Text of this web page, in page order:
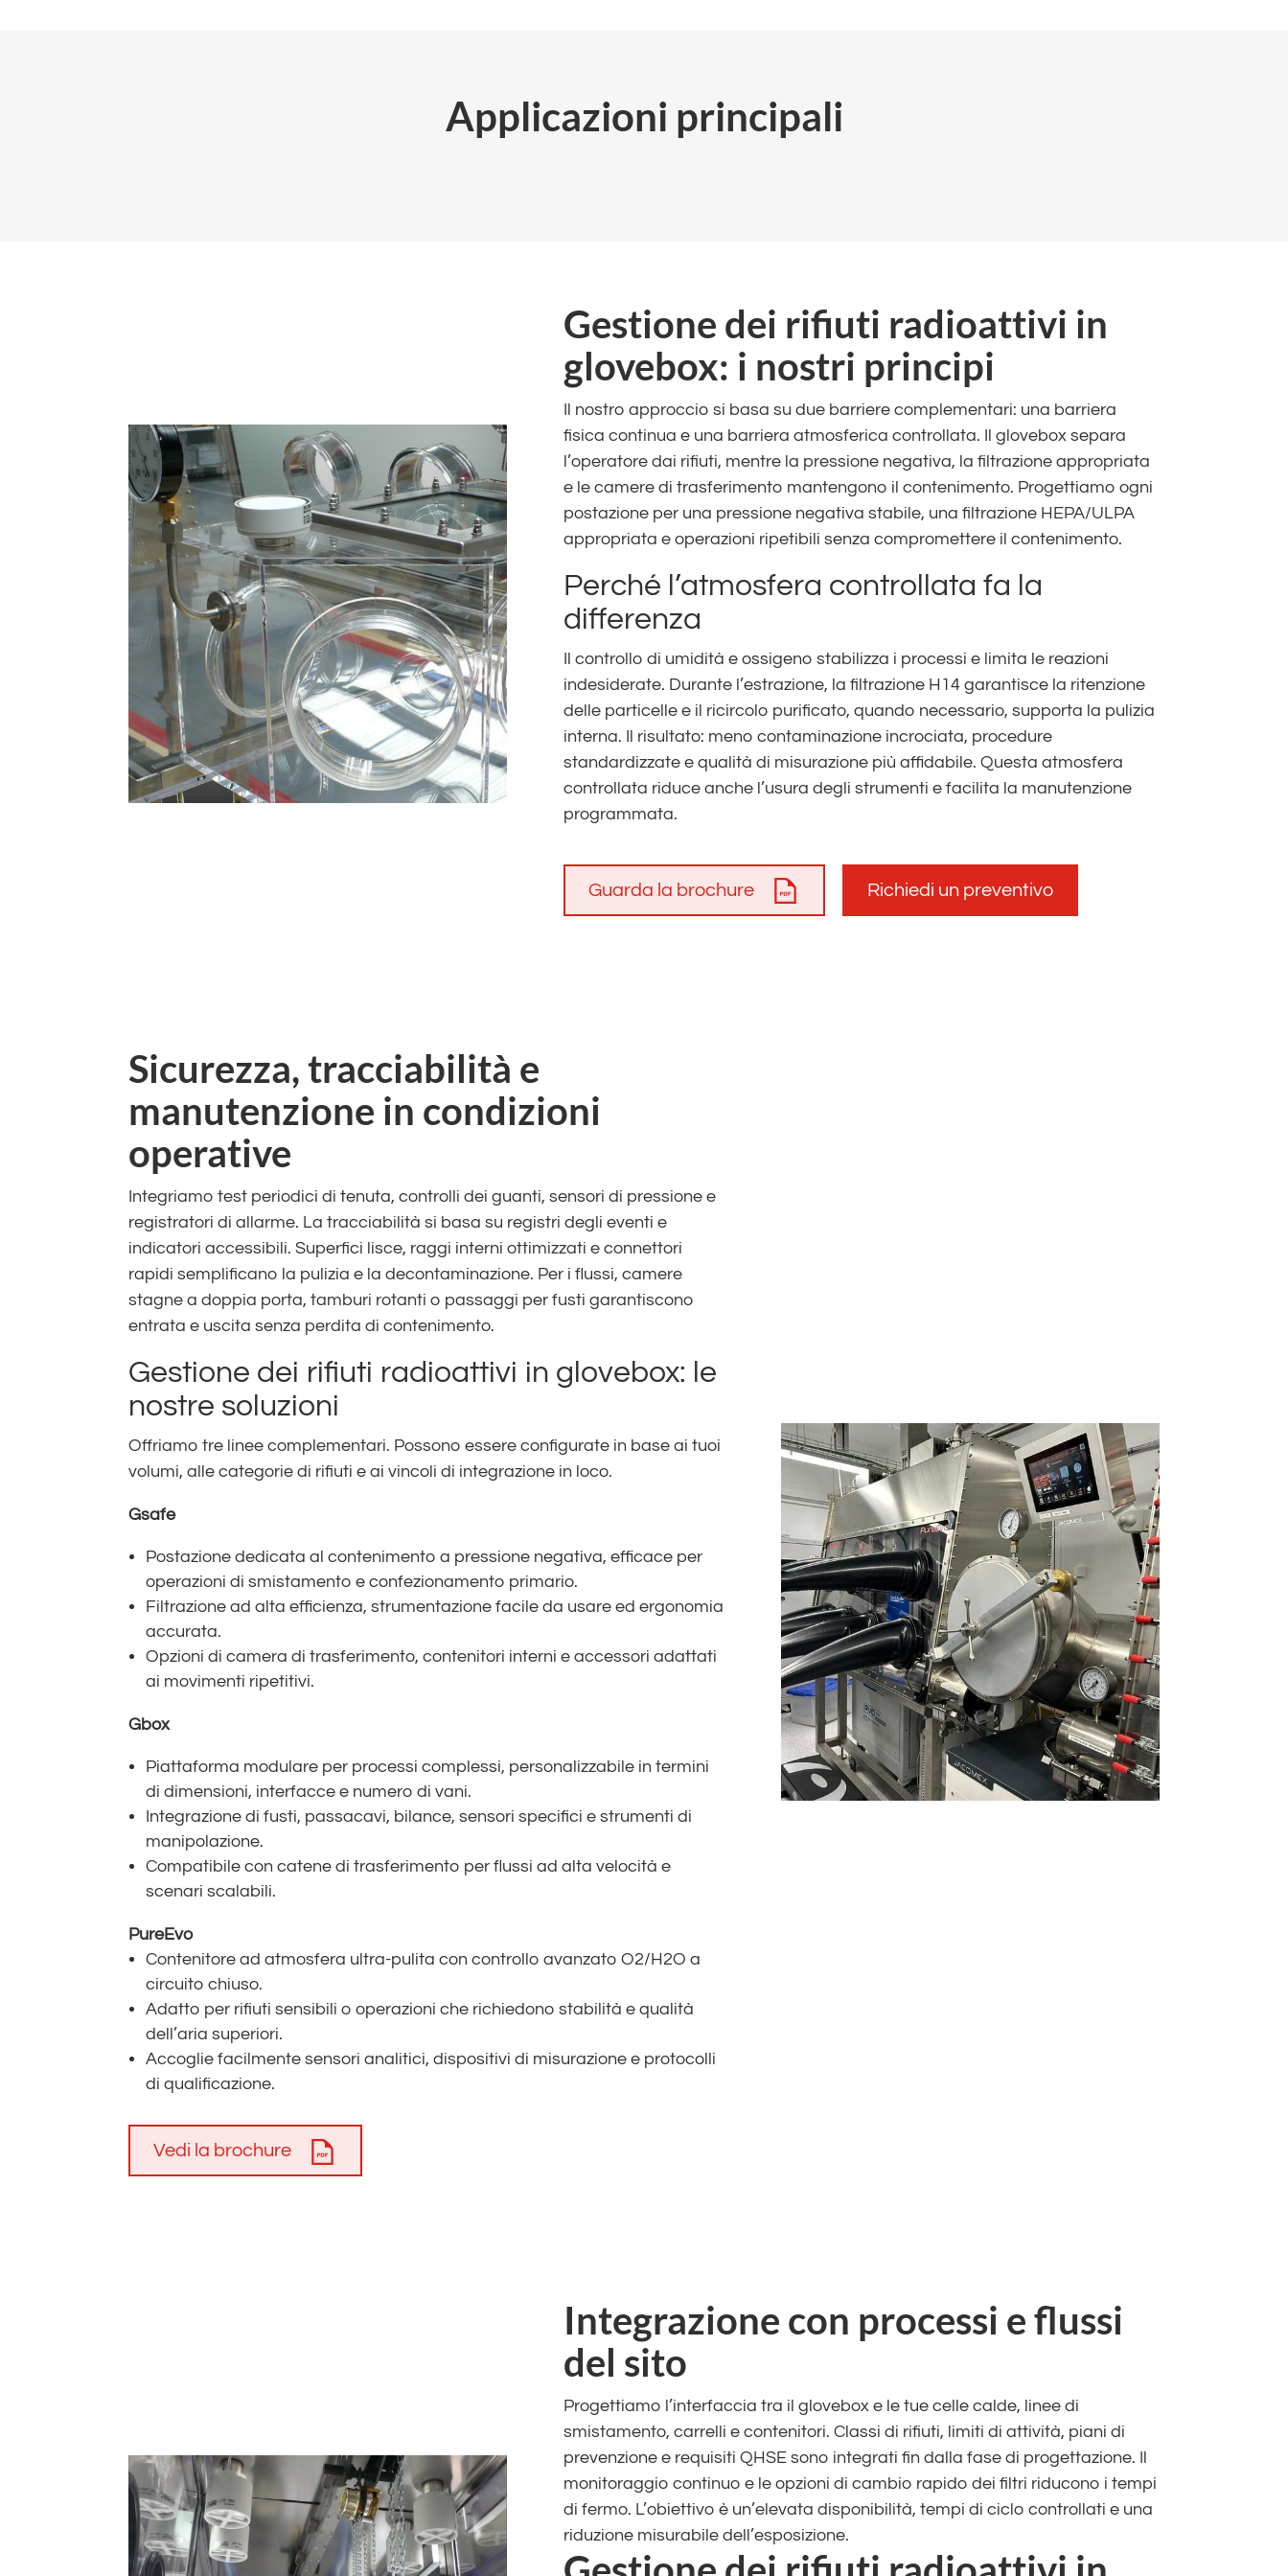
Applicazioni principali
Gestione dei rifiuti radioattivi in
glovebox: i nostri principi
Il nostro approccio si basa su due barriere complementari: una barriera
fisica continua e una barriera atmosferica controllata. Il glovebox separa
l’operatore dai rifiuti, mentre la pressione negativa, la filtrazione appropriata
e le camere di trasferimento mantengono il contenimento. Progettiamo ogni
postazione per una pressione negativa stabile, una filtrazione HEPA/ULPA
appropriata e operazioni ripetibili senza compromettere il contenimento.
Perché l’atmosfera controllata fa la
differenza
Il controllo di umidità e ossigeno stabilizza i processi e limita le reazioni
indesiderate. Durante l’estrazione, la filtrazione H14 garantisce la ritenzione
delle particelle e il ricircolo purificato, quando necessario, supporta la pulizia
interna. Il risultato: meno contaminazione incrociata, procedure
standardizzate e qualità di misurazione più affidabile. Questa atmosfera
controllata riduce anche l’usura degli strumenti e facilita la manutenzione
programmata.
Guarda la brochure Richiedi un preventivo
Sicurezza, tracciabilità e
manutenzione in condizioni
operative
Integriamo test periodici di tenuta, controlli dei guanti, sensori di pressione e
registratori di allarme. La tracciabilità si basa su registri degli eventi e
indicatori accessibili. Superfici lisce, raggi interni ottimizzati e connettori
rapidi semplificano la pulizia e la decontaminazione. Per i flussi, camere
stagne a doppia porta, tamburi rotanti o passaggi per fusti garantiscono
entrata e uscita senza perdita di contenimento.
Gestione dei rifiuti radioattivi in glovebox: le
nostre soluzioni
Offriamo tre linee complementari. Possono essere configurate in base ai tuoi
volumi, alle categorie di rifiuti e ai vincoli di integrazione in loco.
Gsafe
Postazione dedicata al contenimento a pressione negativa, efficace per
operazioni di smistamento e confezionamento primario.
Filtrazione ad alta efficienza, strumentazione facile da usare ed ergonomia
accurata.
Opzioni di camera di trasferimento, contenitori interni e accessori adattati
ai movimenti ripetitivi.
Gbox
Piattaforma modulare per processi complessi, personalizzabile in termini
di dimensioni, interfacce e numero di vani.
Integrazione di fusti, passacavi, bilance, sensori specifici e strumenti di
manipolazione.
Compatibile con catene di trasferimento per flussi ad alta velocità e
scenari scalabili.
PureEvo
Contenitore ad atmosfera ultra-pulita con controllo avanzato O2/H2O a
circuito chiuso.
Adatto per rifiuti sensibili o operazioni che richiedono stabilità e qualità
dell’aria superiori.
Accoglie facilmente sensori analitici, dispositivi di misurazione e protocolli
di qualificazione.
Vedi la brochure
Integrazione con processi e flussi
del sito
Progettiamo l’interfaccia tra il glovebox e le tue celle calde, linee di
smistamento, carrelli e contenitori. Classi di rifiuti, limiti di attività, piani di
prevenzione e requisiti QHSE sono integrati fin dalla fase di progettazione. Il
monitoraggio continuo e le opzioni di cambio rapido dei filtri riducono i tempi
di fermo. L’obiettivo è un’elevata disponibilità, tempi di ciclo controllati e una
riduzione misurabile dell’esposizione.